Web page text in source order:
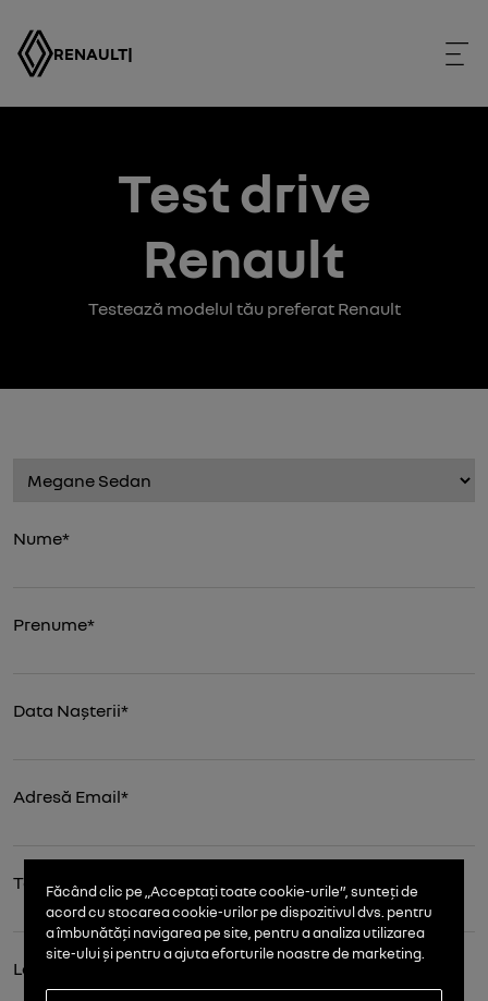
RENAULT|
Test drive
Renault
Testează modelul tău preferat Renault
Nume*
Prenume*
Data Nașterii*
Adresă Email*
Telefon*
Localitate*
Făcând clic pe „Acceptați toate cookie-urile”, sunteți de
acord cu stocarea cookie-urilor pe dispozitivul dvs. pentru
a îmbunătăți navigarea pe site, pentru a analiza utilizarea
site-ului și pentru a ajuta eforturile noastre de marketing.